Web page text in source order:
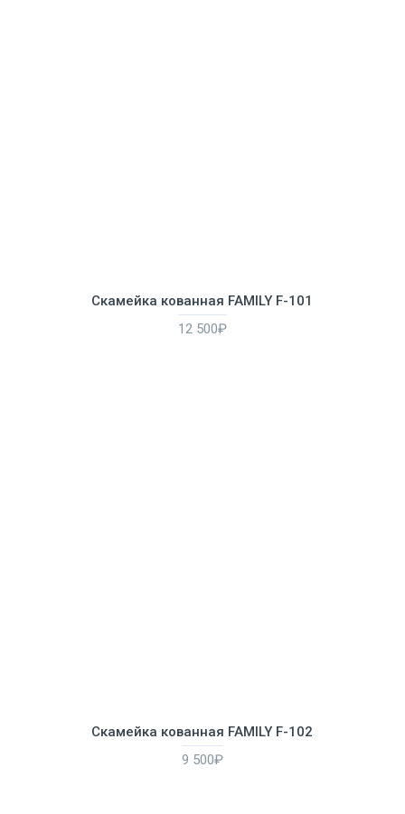
Скамейка кованная FAMILY F-101
12 500₽
Скамейка кованная FAMILY F-102
9 500₽